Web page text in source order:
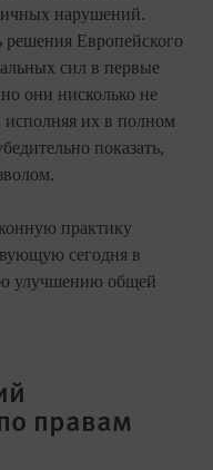
нарушений.
Европейского
сил в первые
они нисколько не
исполняя их в полном
показать,
практику
сегодня в
улучшению общей
правам